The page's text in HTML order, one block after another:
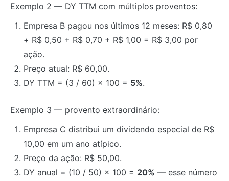
Exemplo 2 — DY TTM com múltiplos proventos:
Empresa B pagou nos últimos 12 meses: R$ 0,80
+ R$ 0,50 + R$ 0,70 + R$ 1,00 = R$ 3,00 por
ação.
Preço atual: R$ 60,00.
DY TTM = (3 / 60) × 100 = 5%.
Exemplo 3 — provento extraordinário:
Empresa C distribui um dividendo especial de R$
10,00 em um ano atípico.
Preço da ação: R$ 50,00.
DY anual = (10 / 50) × 100 = 20% — esse número